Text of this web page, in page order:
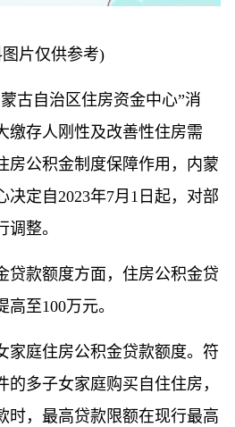
片仅供参考)
古自治区住房资金中心”消
缴存人刚性及改善性住房需
房公积金制度保障作用，内蒙
决定自2023年7月1日起，对部
整。
贷款额度方面，住房公积金贷
至100万元。
家庭住房公积金贷款额度。符
多子女家庭购买自住住房，
时，最高贷款限额在现行最高